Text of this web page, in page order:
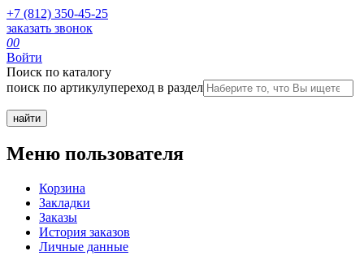
+7 (812) 350-45-25
заказать звонок
00
Войти
Поиск по каталогу
поиск по артикулупереход в раздел
Меню пользователя
Корзина
Закладки
Заказы
История заказов
Личные данные